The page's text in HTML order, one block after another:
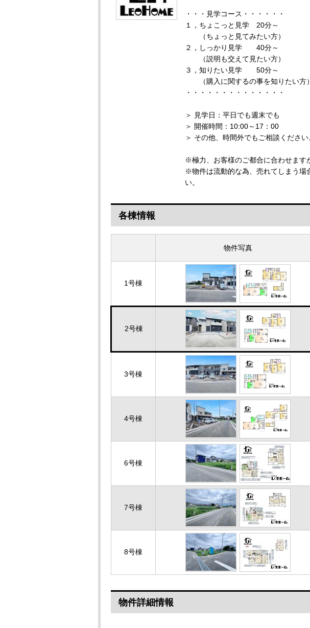
・・・見学コース・・・・・・
１，ちょこっと見学 20分～
（ちょっと見てみたい方）
２，しっかり見学 40分～
（説明も交えて見たい方）
３，知りたい見学 50分～
（購入に関するの事を知りたい方）
・・・・・・・・・・・・・・
＞ 見学日：平日でも週末でも
＞ 開催時間：10:00～17：00
＞ その他、時間外でもご相談ください
※極力、お客様のご都合に合わせます
※物件は流動的な為、売れてしまう場
い。
各棟情報
物件写真
1号棟
2号棟
3号棟
4号棟
6号棟
7号棟
8号棟
物件詳細情報